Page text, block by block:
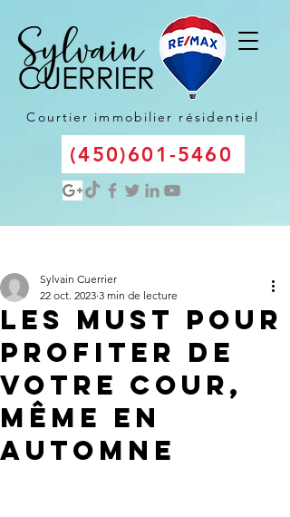
Courtier immobilier résidentiel
(450)601-5460
Les must pour
profiter de
votre cour,
même en
automne
Sylvain Cuerrier
22 oct. 2023 3 min de lecture